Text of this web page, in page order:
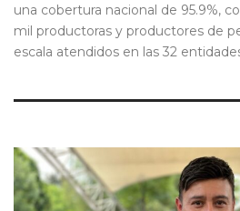
una cobertura nacional de 95.9%,
mil productoras y productores de
escala atendidos en las 32